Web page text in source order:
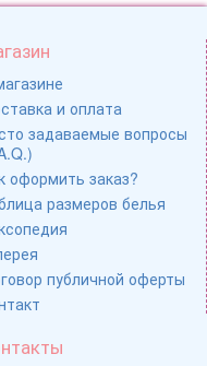
и оплата
задаваемые вопросы
оформить заказ?
размеров белья
публичной оферты